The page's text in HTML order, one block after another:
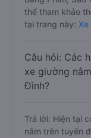
thể tham khảo
tại trang này:
Câu hỏi: Các
xe giường
Đình?
Trả lời: Hiện tại
nằm trên tuyến